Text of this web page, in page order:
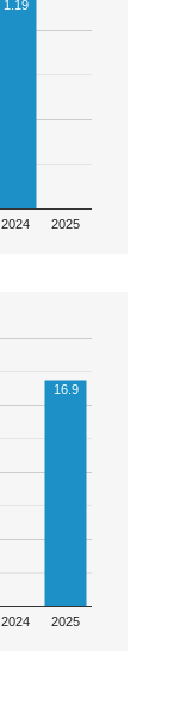
2024 2025
1.19
2024 2025
16.9